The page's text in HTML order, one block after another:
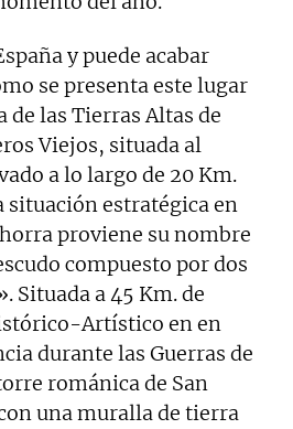
y puede acabar
se presenta este lugar
de las Tierras Altas de
Viejos, situada al
a lo largo de 20 Km.
situación estratégica en
proviene su nombre
compuesto por dos
Situada a 45 Km. de
Artístico en en
durante las Guerras de
románica de San
una muralla de tierra